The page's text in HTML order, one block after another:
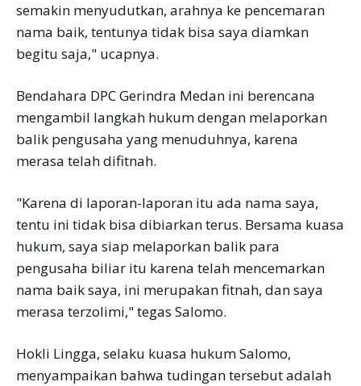
semakin menyudutkan, arahnya ke pencemaran
nama baik, tentunya tidak bisa saya diamkan
begitu saja," ucapnya.
Bendahara DPC Gerindra Medan ini berencana
mengambil langkah hukum dengan melaporkan
balik pengusaha yang menuduhnya, karena
merasa telah difitnah.
"Karena di laporan-laporan itu ada nama saya,
tentu ini tidak bisa dibiarkan terus. Bersama kuasa
hukum, saya siap melaporkan balik para
pengusaha biliar itu karena telah mencemarkan
nama baik saya, ini merupakan fitnah, dan saya
merasa terzolimi," tegas Salomo.
Hokli Lingga, selaku kuasa hukum Salomo,
menyampaikan bahwa tudingan tersebut adalah